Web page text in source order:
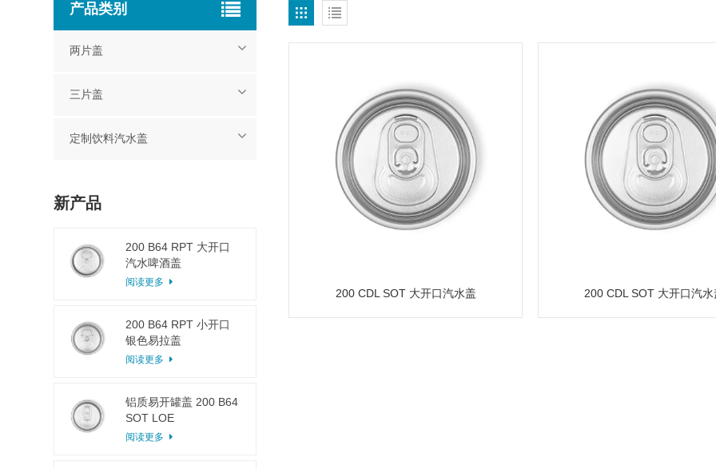
200 CDL SOT 大开口汽水盖 200 CDL SOT 大开口汽水
产品类别
两片盖
三片盖
定制饮料汽水盖
新产品
200 B64 RPT 大开口
汽水啤酒盖
阅读更多
200 B64 RPT 小开口
银色易拉盖
阅读更多
铝质易开罐盖 200 B64
SOT LOE
阅读更多